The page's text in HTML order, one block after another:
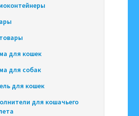
для кошек
для собак
для кошек
для кошачьего